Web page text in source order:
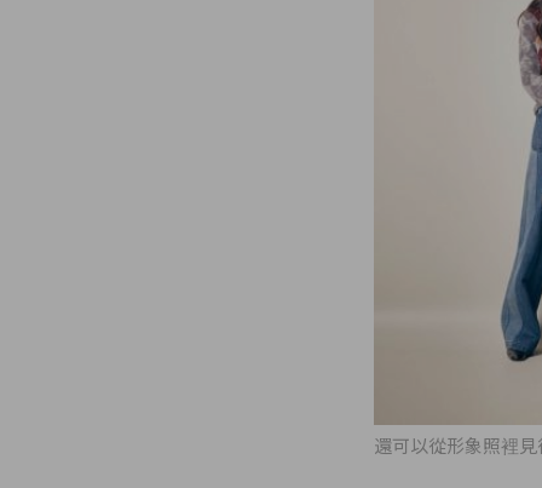
還可以從形象照裡